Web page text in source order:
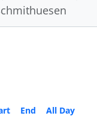
End All Day